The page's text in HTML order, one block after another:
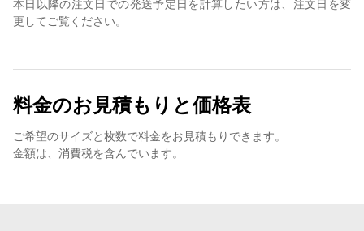
本日以降の注文日での発送予定日を計算したい方は、注文日を変
更してご覧ください。
料金のお見積もりと価格表
ご希望のサイズと枚数で料金をお見積もりできます。
金額は、消費税を含んでいます。